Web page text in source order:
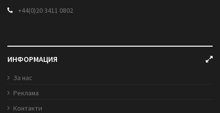
+44(0)20 3411 0802
ИНФОРМАЦИЯ
За нас
Реклама
Контакти